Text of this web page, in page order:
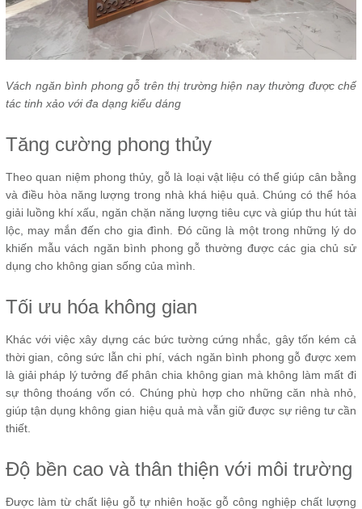
Vách ngăn bình phong gỗ trên thị trường hiện nay thường được chế
tác tinh xảo với đa dạng kiểu dáng
Tăng cường phong thủy
Theo quan niệm phong thủy, gỗ là loại vật liệu có thể giúp cân bằng
và điều hòa năng lượng trong nhà khá hiệu quả. Chúng có thể hóa
giải luồng khí xấu, ngăn chặn năng lượng tiêu cực và giúp thu hút tài
lộc, may mắn đến cho gia đình. Đó cũng là một trong những lý do
khiến mẫu vách ngăn bình phong gỗ thường được các gia chủ sử
dụng cho không gian sống của mình.
Tối ưu hóa không gian
Khác với việc xây dựng các bức tường cứng nhắc, gây tốn kém cả
thời gian, công sức lẫn chi phí, vách ngăn bình phong gỗ được xem
là giải pháp lý tưởng để phân chia không gian mà không làm mất đi
sự thông thoáng vốn có. Chúng phù hợp cho những căn nhà nhỏ,
giúp tận dụng không gian hiệu quả mà vẫn giữ được sự riêng tư cần
thiết.
Độ bền cao và thân thiện với môi trường
Được làm từ chất liệu gỗ tự nhiên hoặc gỗ công nghiệp chất lượng